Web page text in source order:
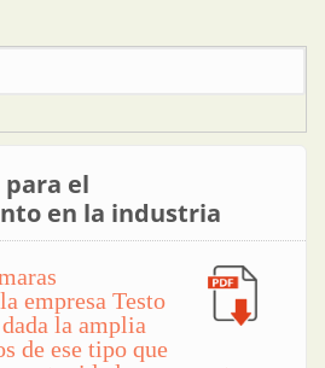
el
en la industria
empresa Testo
la amplia
de ese tipo que